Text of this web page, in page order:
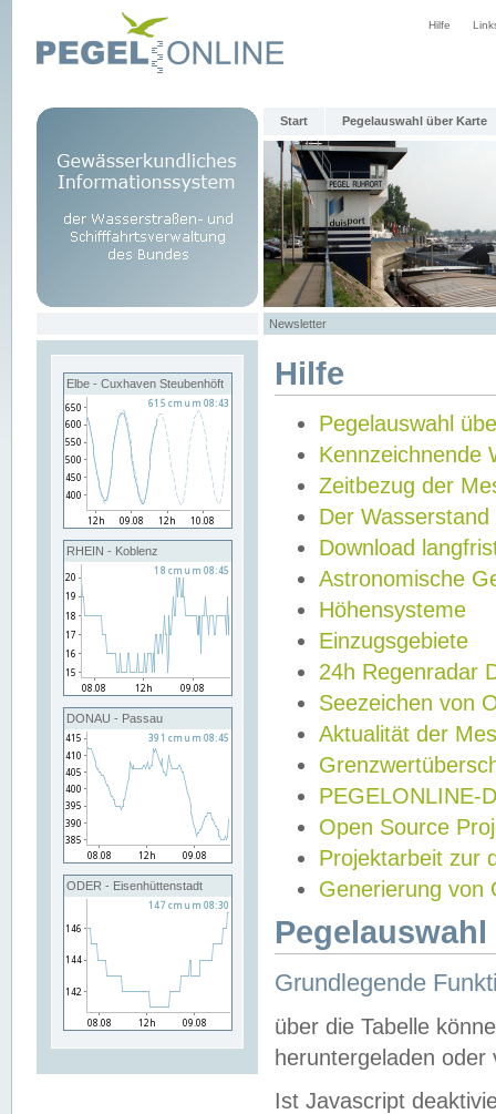
Hilfe
Start Pegelauswahl über Karte
Newsletter
Elbe - Cuxhaven Steubenhöft
RHEIN - Koblenz
DONAU - Passau
ODER - Eisenhüttenstadt
Hilfe
Pegelauswahl
Kennzeichnende
Zeitbezug der
Der Wasserstand
Download
Astronomische
Höhensysteme
Einzugsgebiete
24h Regenradar
Seezeichen von
Aktualität der
PEGELONLINE-
Open Source
Projektarbeit zur
Generierung von
Grundlegende
über die Tabelle
heruntergeladen oder
Ist Javascript